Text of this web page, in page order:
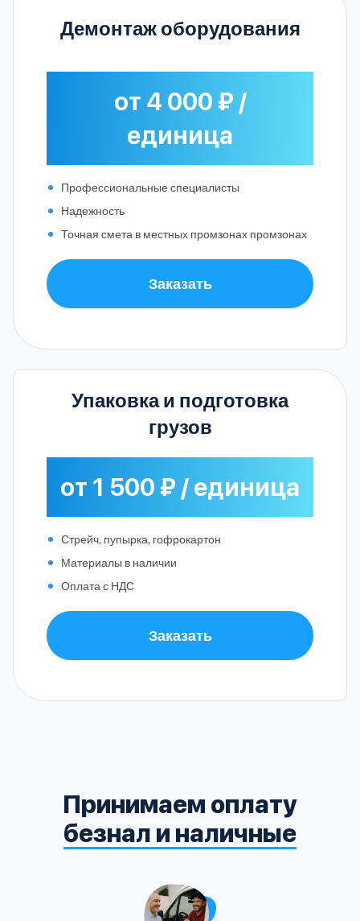
Демонтаж оборудования
от 4 000 ₽ /
единица
Профессиональные специалисты
Надежность
Точная смета в местных промзонах промзонах
Заказать
Упаковка и подготовка
грузов
от 1 500 ₽ / единица
Стрейч, пупырка, гофрокартон
Материалы в наличии
Оплата с НДС
Заказать
Принимаем оплату
безнал и наличные